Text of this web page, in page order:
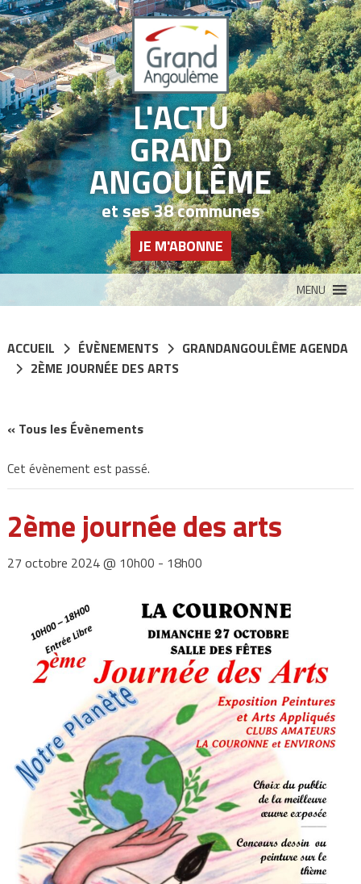
L'ACTU
GRAND
ANGOULÊME
et ses 38 communes
JE M'ABONNE
MENU
ACCUEIL ÉVÈNEMENTS
GRANDANGOULÊME AGENDA
2ÈME JOURNÉE DES ARTS
« Tous les Évènements
Cet évènement est passé.
2ème journée des arts
27 octobre 2024 @ 10h00 - 18h00
Panneau de gestion des cookies